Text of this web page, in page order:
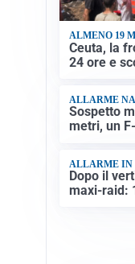
ALMENO 19
Ceuta, la
24 ore e
ALLARME
Sospetto
metri, un
ALLARME IN
Dopo il
maxi-raid: